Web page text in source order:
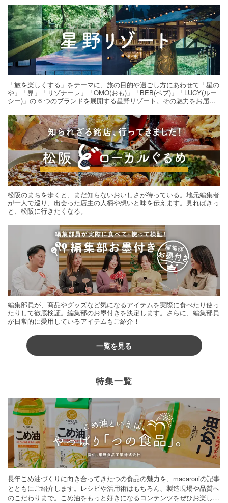
「旅を楽しくする」をテーマに、旅の目的や過ごし方にあわせて「星の
や」「界」「リゾナーレ」「OMO(おも)」「BEB(ベブ)」「LUCY(ルー
シー)」の 6 つのブランドを展開する星野リゾート。その魅力をお届け
松阪のまちを歩くと、まだ知らないおいしさが待っている。地元編集者
が一人で巡り、出会った店主の人柄や想いと味を伝えます。見ればきっ
と、松阪に行きたくなる。
編集部員が、商品やグッズなど気になるアイテムを実際に食べたり使っ
たりして徹底検証。編集部のお墨付きを決定します。さらに、編集部員
が日常的に愛用しているアイテムもご紹介！
一覧を見る
特集一覧
長年こめ油づくりに向き合ってきたつの食品の魅力を、macaroniの記事
とともにご紹介します。レシピや活用術はもちろん、製造現場や品質へ
のこだわりまで。こめ油をもっと好きになるコンテンツをぜひお楽しみ